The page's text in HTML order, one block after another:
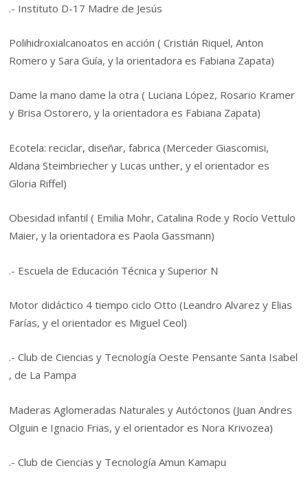
.- Instituto D-17 Madre de Jesús
Polihidroxialcanoatos en acción ( Cristián Riquel, Anton
Romero y Sara Guía, y la orientadora es Fabiana Zapata)
Dame la mano dame la otra ( Luciana López, Rosario Kramer
y Brisa Ostorero, y la orientadora es Fabiana Zapata)
Ecotela: reciclar, diseñar, fabrica (Merceder Giascomisi,
Aldana Steimbriecher y Lucas unther, y el orientador es
Gloria Riffel)
Obesidad infantil ( Emilia Mohr, Catalina Rode y Rocío Vettulo
Maier, y la orientadora es Paola Gassmann)
.- Escuela de Educación Técnica y Superior N
Motor didáctico 4 tiempo ciclo Otto (Leandro Alvarez y Elias
Farías, y el orientador es Miguel Ceol)
.- Club de Ciencias y Tecnología Oeste Pensante Santa Isabel
, de La Pampa
Maderas Aglomeradas Naturales y Autóctonos (Juan Andres
Olguin e Ignacio Frias, y el orientador es Nora Krivozea)
.- Club de Ciencias y Tecnología Amun Kamapu